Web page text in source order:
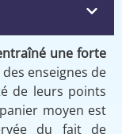
une forte
enseignes de
de leurs points
moyen est
du fait de